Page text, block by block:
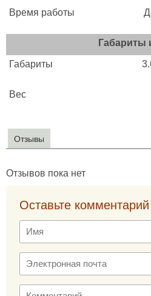
Время работы
Габариты
Габариты
Вес
Отзывы
Отзывов пока нет
Оставьте комментарий